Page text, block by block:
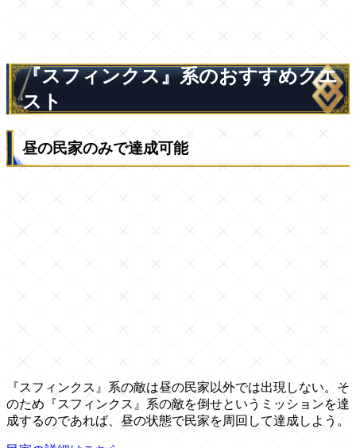
『スフィンクス』系のおすすめクエ
スト
昼の民家のみで達成可能
『スフィンクス』系の敵は昼の民家以外では出現しない。そ
のため『スフィンクス』系の敵を倒せというミッションを達
成するのであれば、昼の状態で民家を周回して達成しよう。